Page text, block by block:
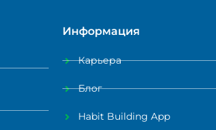
Информация
Карьера
Блог
Habit Building App